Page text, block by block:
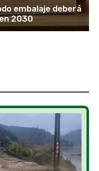
embalaje deberá
2030